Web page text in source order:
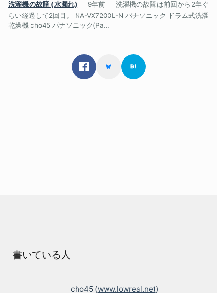
洗濯機の故障 (水漏れ)
9年前
洗濯機の故障は前回から2年ぐ
らい経過して2回目。 NA-VX7200L-N パナソニック ドラム式洗濯
乾燥機 cho45 パナソニック(Pa...
書いている人
cho45 (www.lowreal.net)